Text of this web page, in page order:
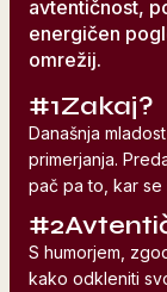
avtentičnost,
energičen
omrežij.
#1Zakaj?
Današnja
primerjanja.
pač pa to, kar
#2
S humorjem,
kako odkleniti